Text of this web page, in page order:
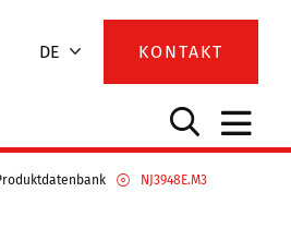
DE KONTAKT
NJ3948E.M3